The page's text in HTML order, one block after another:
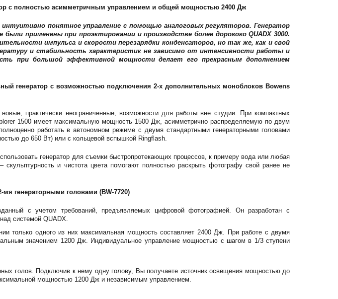
с полностью асимметричным управлением и общей мощностью 2400 Дж
понятное управление с помощью аналоговых регуляторов. Генератор
применены при проэктировании и производстве более дорогого QUADX 3000.
импульса и скорости перезарядки конденсаторов, но так же, как и свой
и стабильность характеристик не зависимо от интенсивности работы и
при большой эффективной мощности делает его прекрасным дополнением
генератор с возможностью подключения 2-х дополнительных моноблоков Bowens
практически неограниченные, возможности для работы вне студии. При компактных
1500 имеет максимальную мощность 1500 Дж, асимметрично распределяемую по двум
работать в автономном режиме с двумя стандартными генераторными головами
до 650 Вт) или с кольцевой вспышкой Ringflash.
генератор для съемки быстропротекающих процессов, к примеру вода или любая
и чистота цвета помогают полностью раскрыть фотографу свой ранее не
мя генераторными головами (BW-7720)
с учетом требований, предъявляемых цифровой фотографией. Он разработан с
системой QUADX.
только одного из них максимальная мощность составляет 2400 Дж. При работе с двумя
значением 1200 Дж. Индивидуальное управление мощностью с шагом в 1/3 ступени
голов. Подключив к нему одну голову, Вы получаете источник освещения мощностью до
мощностью 1200 Дж и независимым управлением.